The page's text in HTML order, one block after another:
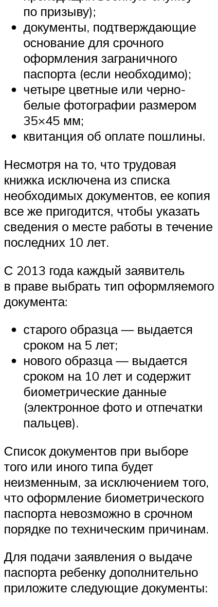
по призыву);
документы, подтверждающие
основание для срочного
оформления заграничного
паспорта (если необходимо);
четыре цветные или черно-
белые фотографии размером
35×45 мм;
квитанция об оплате пошлины.
Несмотря на то, что трудовая
книжка исключена из списка
необходимых документов, ее копия
все же пригодится, чтобы указать
сведения о месте работы в течение
последних 10 лет.
С 2013 года каждый заявитель
в праве выбрать тип оформляемого
документа:
старого образца — выдается
сроком на 5 лет;
нового образца — выдается
сроком на 10 лет и содержит
биометрические данные
(электронное фото и отпечатки
пальцев).
Список документов при выборе
того или иного типа будет
неизменным, за исключением того,
что оформление биометрического
паспорта невозможно в срочном
порядке по техническим причинам.
Для подачи заявления о выдаче
паспорта ребенку дополнительно
приложите следующие документы: